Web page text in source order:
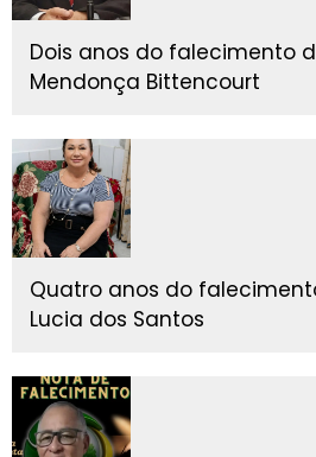
Dois anos do falecimento
Mendonça Bittencourt
Quatro anos do
Lucia dos Santos